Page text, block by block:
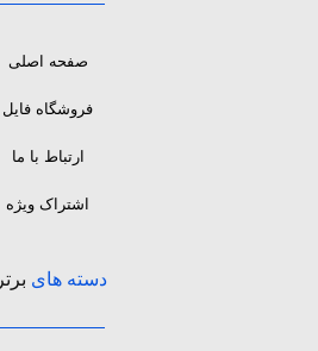
صفحه اصلی
فروشگاه فایل
ارتباط با ما
اشتراک ویژه
دسته های برتر